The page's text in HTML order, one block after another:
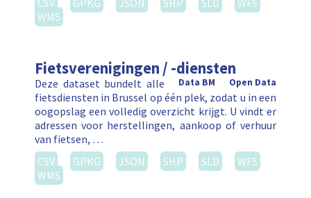
CSV GPKG JSON SHP SLD
WFS
WMS
Fietsverenigingen / -diensten
Open Data
Data BM
Deze dataset bundelt alle
fietsdiensten in Brussel op één plek, zodat u in een
oogopslag een volledig overzicht krijgt. U vindt er
adressen voor herstellingen, aankoop of verhuur
van fietsen, …
CSV
GPKG JSON SHP SLD
WFS
WMS